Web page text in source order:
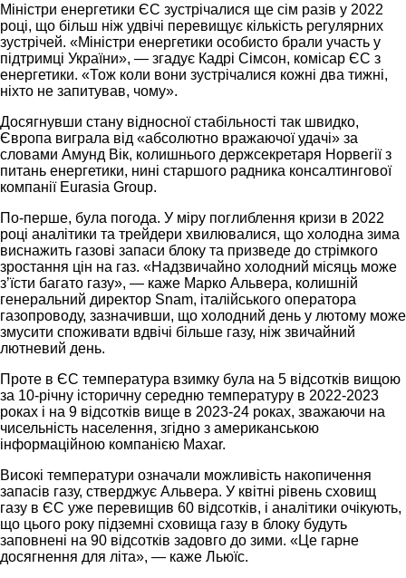
Міністри енергетики ЄС зустрічалися ще сім разів у 2022
році, що більш ніж удвічі перевищує кількість регулярних
зустрічей. «Міністри енергетики особисто брали участь у
підтримці України», — згадує Кадрі Сімсон, комісар ЄС з
енергетики. «Тож коли вони зустрічалися кожні два тижні,
ніхто не запитував, чому».
Досягнувши стану відносної стабільності так швидко,
Європа виграла від «абсолютно вражаючої удачі» за
словами Амунд Вік, колишнього держсекретаря Норвегії з
питань енергетики, нині старшого радника консалтингової
компанії Eurasia Group.
По-перше, була погода. У міру поглиблення кризи в 2022
році аналітики та трейдери хвилювалися, що холодна зима
виснажить газові запаси блоку та призведе до стрімкого
зростання цін на газ. «Надзвичайно холодний місяць може
з’їсти багато газу», — каже Марко Альвера, колишній
генеральний директор Snam, італійського оператора
газопроводу, зазначивши, що холодний день у лютому може
змусити споживати вдвічі більше газу, ніж звичайний
лютневий день.
Проте в ЄС температура взимку була на 5 відсотків вищою
за 10-річну історичну середню температуру в 2022-2023
роках і на 9 відсотків вище в 2023-24 роках, зважаючи на
чисельність населення, згідно з американською
інформаційною компанією Maxar.
Високі температури означали можливість накопичення
запасів газу, стверджує Альвера. У квітні рівень сховищ
газу в ЄС уже перевищив 60 відсотків, і аналітики очікують,
що цього року підземні сховища газу в блоку будуть
заповнені на 90 відсотків задовго до зими. «Це гарне
досягнення для літа», — каже Льюїс.